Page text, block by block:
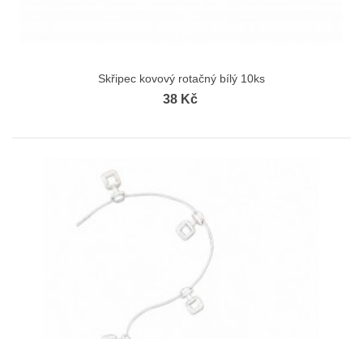
Skřipec kovový rotačný bílý 10ks
38 Kč